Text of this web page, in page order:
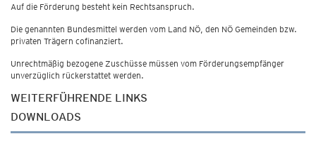
Auf die Förderung besteht kein Rechtsanspruch.
Die genannten Bundesmittel werden vom Land NÖ, den NÖ Gemeinden bzw.
privaten Trägern cofinanziert.
Unrechtmäßig bezogene Zuschüsse müssen vom Förderungsempfänger
unverzüglich rückerstattet werden.
WEITERFÜHRENDE LINKS
DOWNLOADS